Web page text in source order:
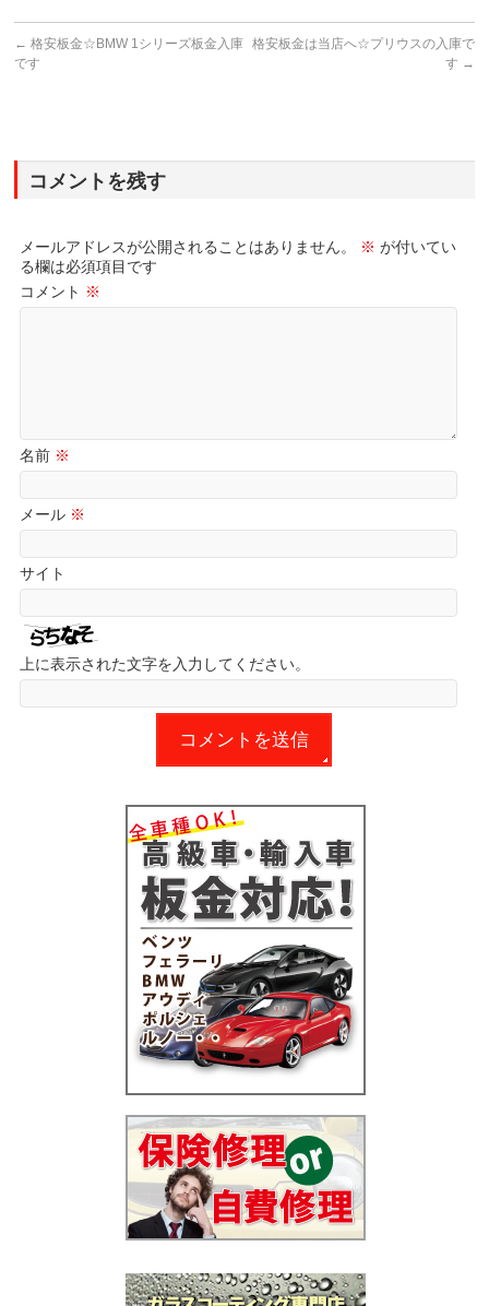
← 格安板金☆BMW 1シリーズ板金入庫
です
格安板金は当店へ☆プリウスの入庫で
す →
コメントを残す
メールアドレスが公開されることはありません。 ※ が付いてい
る欄は必須項目です
コメント ※
名前 ※
メール ※
サイト
上に表示された文字を入力してください。